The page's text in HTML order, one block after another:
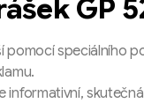
GP
pomocí speciálního
informativní,